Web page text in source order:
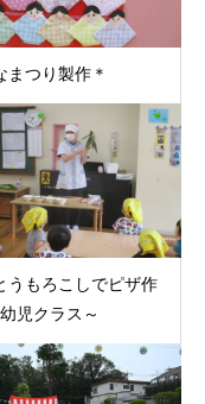
まつり製作＊
うもろこしでピザ作
児クラス～